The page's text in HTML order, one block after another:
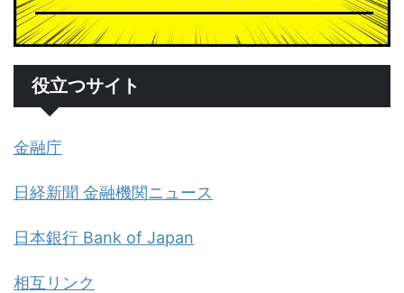
役立つサイト
金融庁
日経新聞 金融機関ニュース
日本銀行 Bank of Japan
相互リンク